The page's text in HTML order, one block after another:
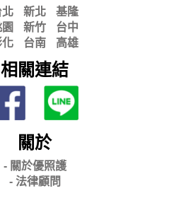
北 新北
基隆
新竹
台中
化
台南 高雄
相關連結
關於
- 關於優照護
- 法律顧問